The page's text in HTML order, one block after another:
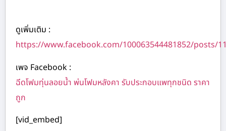
ดูเพิ่มเติม :
https://www.facebook.com/100063544481852/posts/
เพจ Facebook :
ฉีดโฟมทุ่นลอยน้ำ พ่นโฟมหลังคา รับประกอบแพทุกชนิด ราคา
ถูก
[vid_embed]